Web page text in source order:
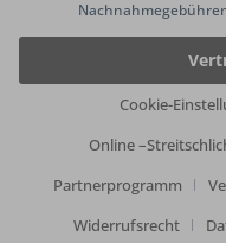
Cookie-
Online
Partnerprogramm
Widerrufsrecht